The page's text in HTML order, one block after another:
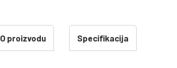
O proizvodu Specifikacija